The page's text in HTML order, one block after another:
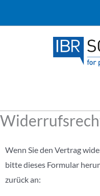
Wenn Sie den Vertrag
bitte dieses Formular
zurück an: